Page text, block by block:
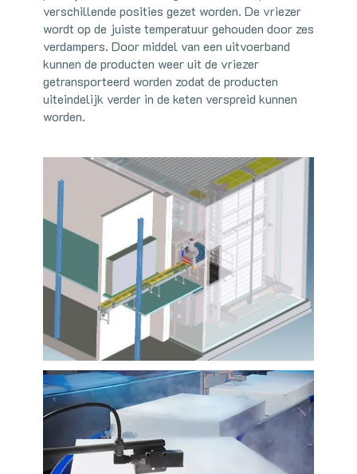
verschillende posities gezet worden. De vriezer
wordt op de juiste temperatuur gehouden door zes
verdampers. Door middel van een uitvoerband
kunnen de producten weer uit de vriezer
getransporteerd worden zodat de producten
uiteindelijk verder in de keten verspreid kunnen
worden.